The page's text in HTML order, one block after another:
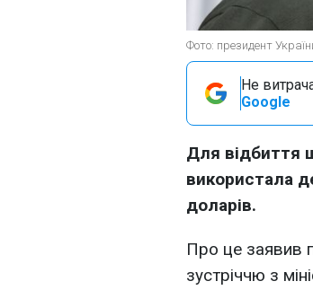
Фото: президент
Не
Google
Для відбиття
використала
доларів.
Про це заявив
зустріччю з